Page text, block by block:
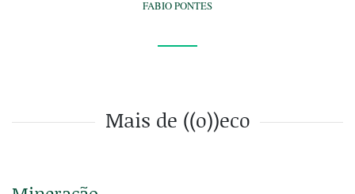
FABIO PONTES
Mais de ((o))eco